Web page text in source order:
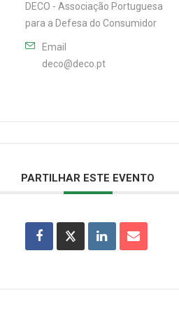
DECO - Associação Portuguesa
para a Defesa do Consumidor
Email
deco@deco.pt
PARTILHAR ESTE EVENTO